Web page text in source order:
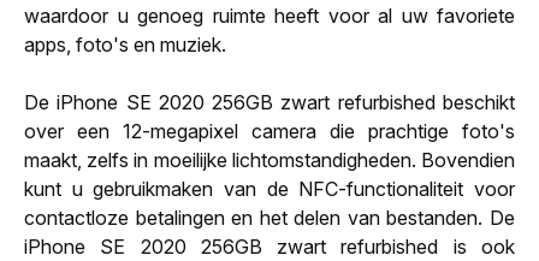
waardoor u genoeg ruimte heeft voor al uw favoriete
apps, foto's en muziek.
De iPhone SE 2020 256GB zwart refurbished beschikt
over een 12-megapixel camera die prachtige foto's
maakt, zelfs in moeilijke lichtomstandigheden. Bovendien
kunt u gebruikmaken van de NFC-functionaliteit voor
contactloze betalingen en het delen van bestanden. De
iPhone SE 2020 256GB zwart refurbished is ook